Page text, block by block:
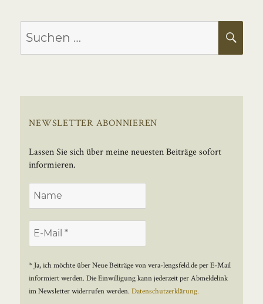
Suchen
nach:
NEWSLETTER ABONNIEREN
Lassen Sie sich über meine neuesten Beiträge sofort
informieren.
* Ja, ich möchte über Neue Beiträge von vera-lengsfeld.de per E-Mail
informiert werden. Die Einwilligung kann jederzeit per Abmeldelink
im Newsletter widerrufen werden.Datenschutzerklärung.